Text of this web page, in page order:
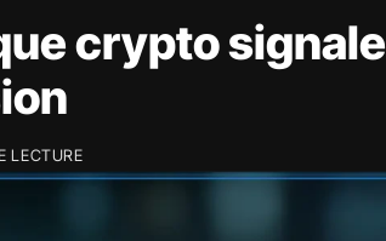
crypto signale
LECTURE